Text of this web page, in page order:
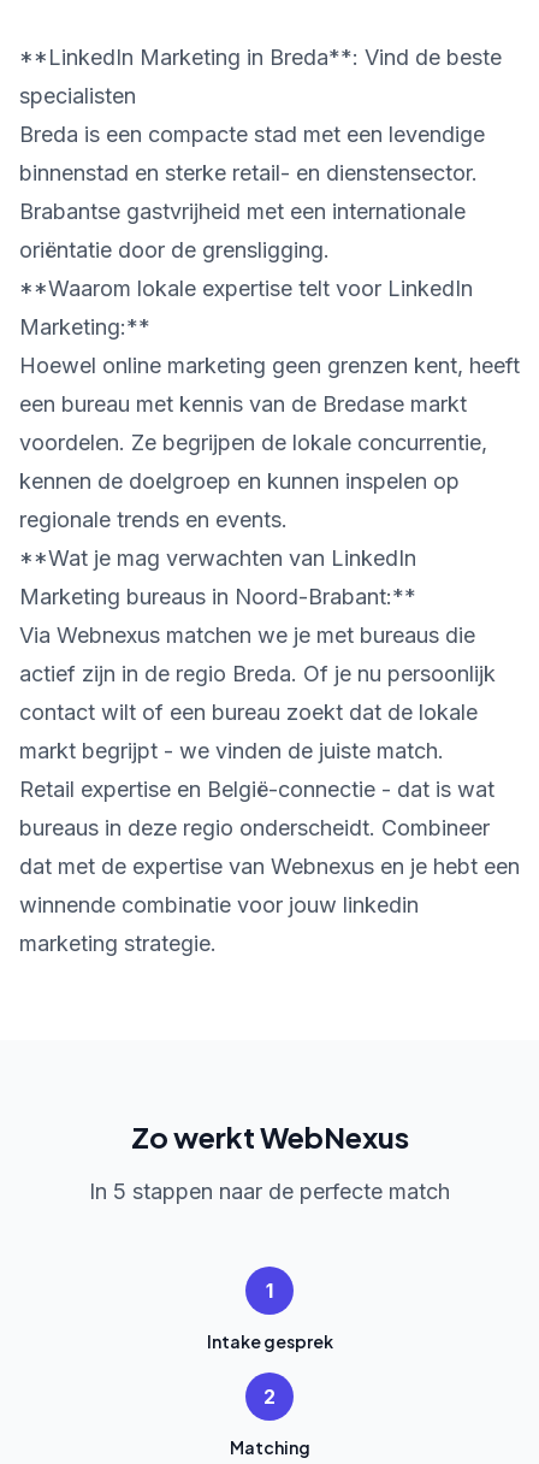
**LinkedIn Marketing in Breda**: Vind de beste
specialisten
Breda is een compacte stad met een levendige
binnenstad en sterke retail- en dienstensector.
Brabantse gastvrijheid met een internationale
oriëntatie door de grensligging.
**Waarom lokale expertise telt voor LinkedIn
Marketing:**
Hoewel online marketing geen grenzen kent, heeft
een bureau met kennis van de Bredase markt
voordelen. Ze begrijpen de lokale concurrentie,
kennen de doelgroep en kunnen inspelen op
regionale trends en events.
**Wat je mag verwachten van LinkedIn
Marketing bureaus in Noord-Brabant:**
Via Webnexus matchen we je met bureaus die
actief zijn in de regio Breda. Of je nu persoonlijk
contact wilt of een bureau zoekt dat de lokale
markt begrijpt - we vinden de juiste match.
Retail expertise en België-connectie - dat is wat
bureaus in deze regio onderscheidt. Combineer
dat met de expertise van Webnexus en je hebt een
winnende combinatie voor jouw linkedin
marketing strategie.
Zo werkt WebNexus
In 5 stappen naar de perfecte match
1
Intake gesprek
2
Matching